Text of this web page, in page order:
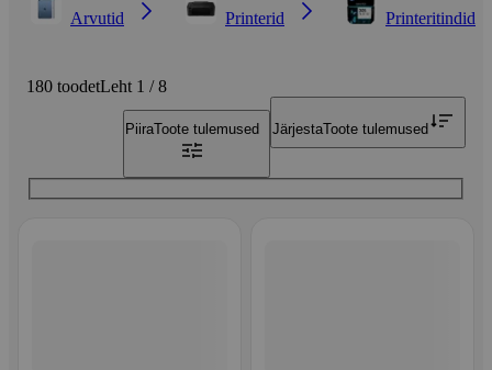
Arvutid Printerid Printeritindid
180 toodetLeht 1 / 8
PiiraToote tulemused JärjestaToote tulemused